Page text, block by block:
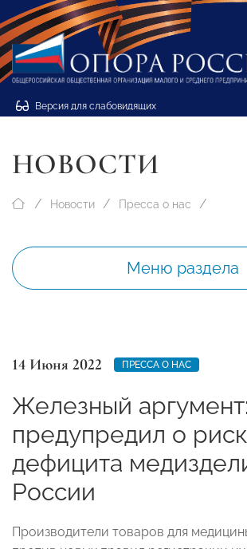
Версия для слабовидящих
НОВОСТИ
Новости Пресса о нас
Меню раздела
14 Июня 2022 ПРЕССА О НАС
Железный
предупредил о
дефицита
России
Производители товаров для